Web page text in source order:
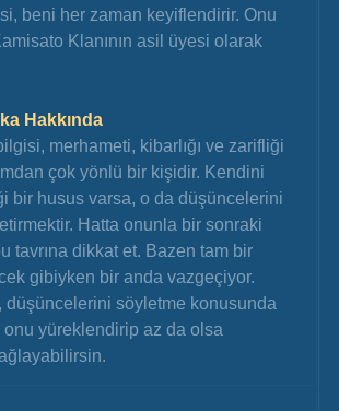
beni her zaman keyiflendirir. Onu
Klanının asil üyesi olarak
Hakkında
merhameti, kibarlığı ve zarifliği
çok yönlü bir kişidir. Kendini
bir husus varsa, o da düşüncelerini
Hatta onunla bir sonraki
tavrına dikkat et. Bazen tam bir
gibiyken bir anda vazgeçiyor.
düşüncelerini söyletme konusunda
onu yüreklendirip az da olsa